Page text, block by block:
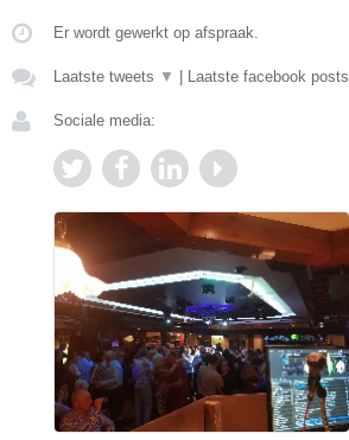
Er wordt gewerkt op afspraak.
Laatste tweets ▼ Laatste facebook posts
Sociale media: